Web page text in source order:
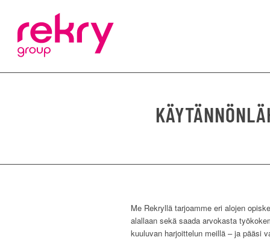
Me Rekryllä tarjoamme eri alojen
alallaan sekä saada arvokasta
kuuluvan harjoittelun meillä – ja pääsi